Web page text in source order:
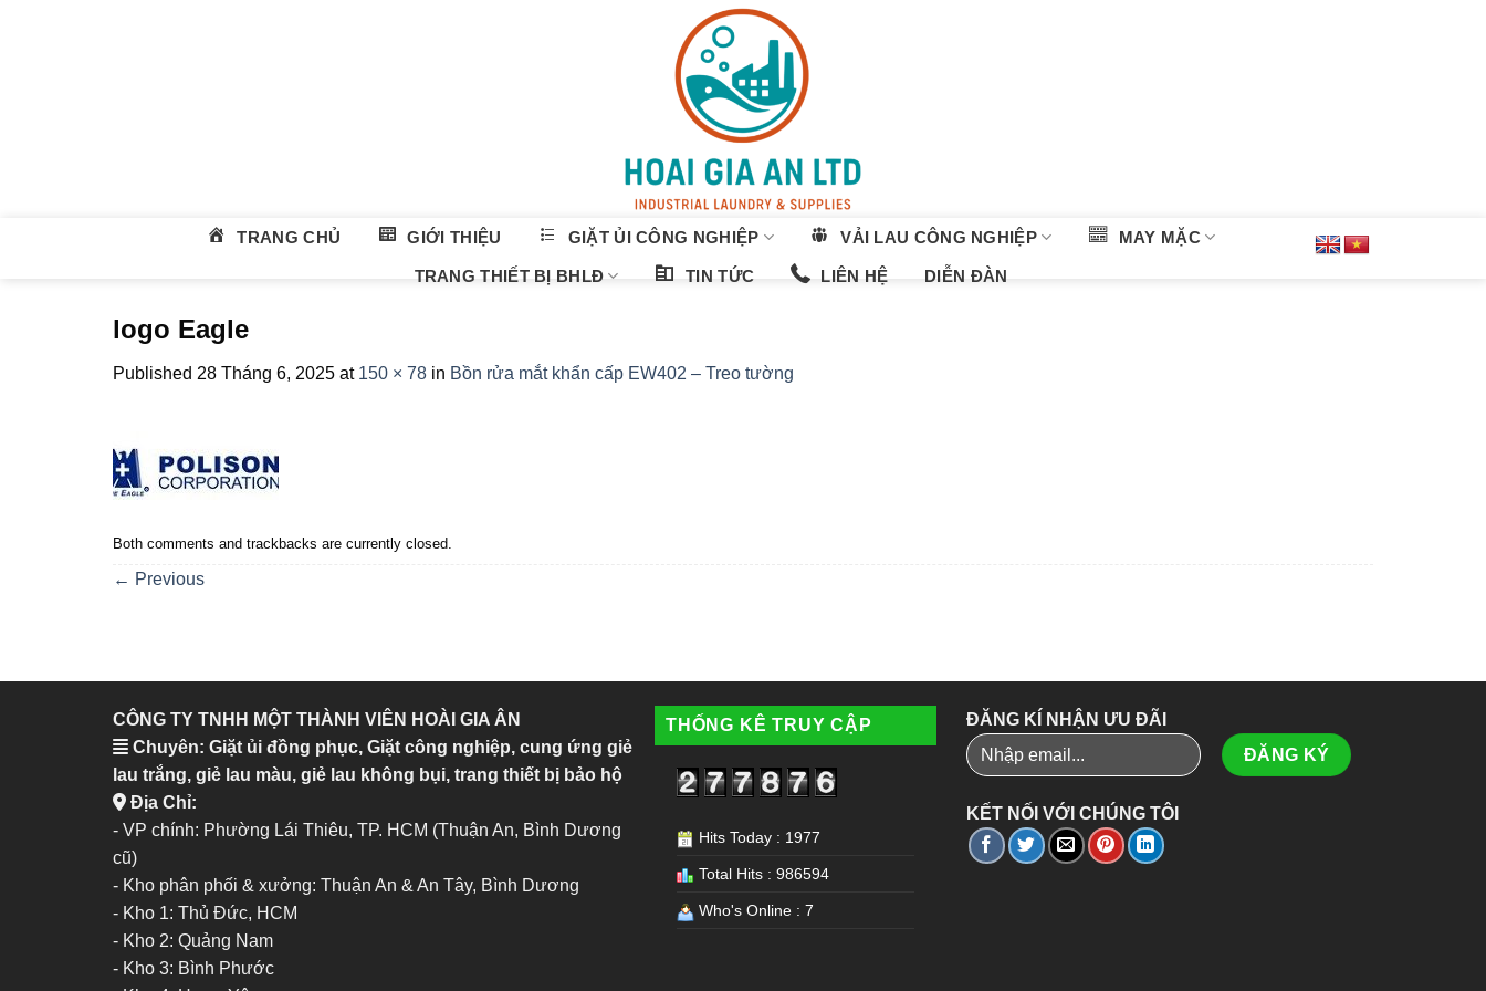
TRANG CHỦ GIỚI THIỆU GIẶT ỦI CÔNG NGHIỆP VẢI LAU CÔNG NGHIỆP MAY MẶC
TRANG THIẾT BỊ BHLĐ TIN TỨC LIÊN HỆ DIỄN ĐÀN
logo Eagle
Published 28 Tháng 6, 2025 at 150 × 78 in Bồn rửa mắt khẩn cấp EW402 – Treo tường
Both comments and trackbacks are currently closed.
← Previous
CÔNG TY TNHH MỘT THÀNH VIÊN HOÀI GIA ÂN
Chuyên: Giặt ủi đồng phục, Giặt công nghiệp, cung ứng giẻ
lau trắng, giẻ lau màu, giẻ lau không bụi, trang thiết bị bảo hộ
Địa Chỉ:
- VP chính: Phường Lái Thiêu, TP. HCM (Thuận An, Bình Dương
cũ)
- Kho phân phối & xưởng: Thuận An & An Tây, Bình Dương
- Kho 1: Thủ Đức, HCM
- Kho 2: Quảng Nam
- Kho 3: Bình Phước
THỐNG KÊ TRUY CẬP
Hits Today : 1977
Total Hits : 986594
Who's Online : 7
ĐĂNG KÍ NHẬN ƯU ĐÃI
KẾT NỐI VỚI CHÚNG TÔI